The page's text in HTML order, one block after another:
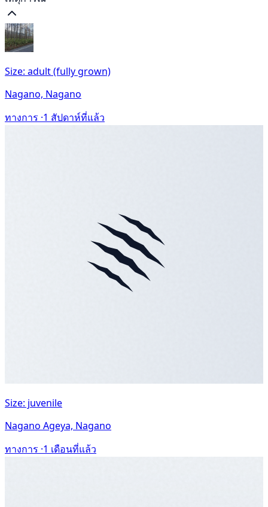
Size: adult (fully grown)
Nagano, Nagano
ทางการ ·1 สัปดาห์ที่แล้ว
Size: juvenile
Nagano Ageya, Nagano
ทางการ ·1 เดือนที่แล้ว